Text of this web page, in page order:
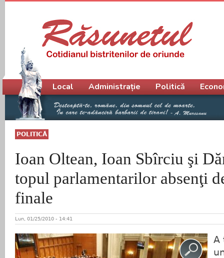
POLITICĂ
Ioan Oltean, Ioan Sbîrciu şi
topul parlamentarilor absenţi
finale
Lun, 01/25/2010 - 14:41
A
Meniu principal
Local Administrație Politică